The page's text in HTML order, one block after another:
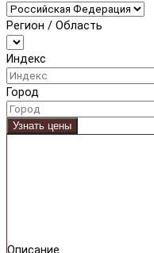
Регион / Область
Индекс
Город
Узнать цены
Описание